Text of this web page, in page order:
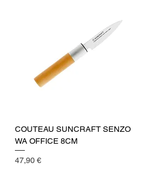
COUTEAU SUNCRAFT SENZO
WA OFFICE 8CM
Cena
47,90 €